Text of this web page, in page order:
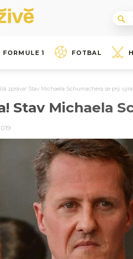
FORMULE 1 FOTBAL
zpráva! Stav Michaela Schumachera se prý
Stav Michaela